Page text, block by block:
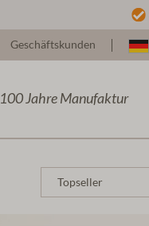
Geschäftskunden
100 Jahre Manufaktur